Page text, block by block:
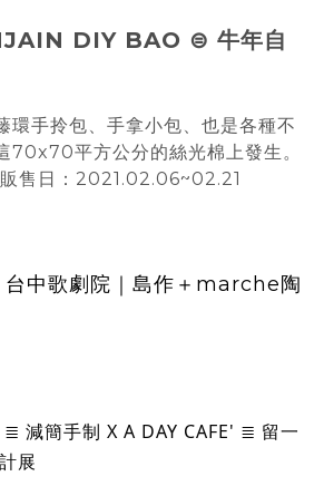
DIY BAO ⊜ 牛年自
環手拎包、手拿小包、也是各種不
70x70平方公分的絲光棉上發生。
販售日：2021.02.06~02.21
台中歌劇院｜島作＋marche陶
減簡手制 X A DAY CAFE' ≣ 留一
展